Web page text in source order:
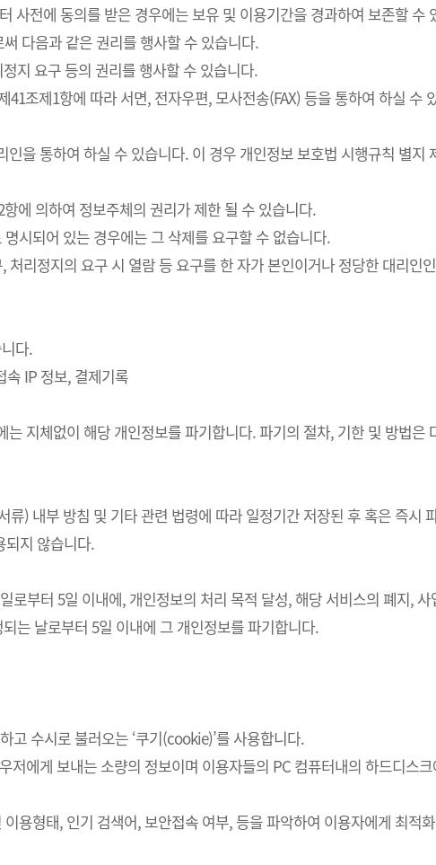
사전에 동의를 받은 경우에는 보유 및 이용기간을 경과하여 보존할 수
다음과 같은 권리를 행사할 수 있습니다.
지 요구 등의 권리를 행사할 수 있습니다.
조제1항에 따라 서면, 전자우편, 모사전송(FAX) 등을 통하여 하실 수
을 통하여 하실 수 있습니다. 이 경우 개인정보 보호법 시행규칙 별지
에 의하여 정보주체의 권리가 제한 될 수 있습니다.
시되어 있는 경우에는 그 삭제를 요구할 수 없습니다.
리정지의 요구 시 열람 등 요구를 한 자가 본인이거나 정당한 대리인
다.
속 IP 정보, 결제기록
지체없이 해당 개인정보를 파기합니다. 파기의 절차, 기한 및 방법은
) 내부 방침 및 기타 관련 법령에 따라 일정기간 저장된 후 혹은 즉시
되지 않습니다.
부터 5일 이내에, 개인정보의 처리 목적 달성, 해당 서비스의 폐지,
는 날로부터 5일 이내에 그 개인정보를 파기합니다.
수시로 불러오는 ‘쿠기(cookie)’를 사용합니다.
에게 보내는 소량의 정보이며 이용자들의 PC 컴퓨터내의 하드디스
용형태, 인기 검색어, 보안접속 여부, 등을 파악하여 이용자에게 최적